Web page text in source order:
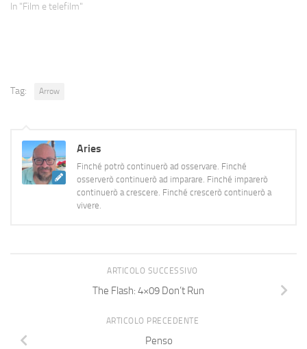
In "Film e telefilm"
Tag: Arrow
Aries
Finché potrò continuerò ad osservare. Finché
osserverò continuerò ad imparare. Finché imparerò
continuerò a crescere. Finché crescerò continuerò a
vivere.
ARTICOLO SUCCESSIVO
The Flash: 4×09 Don’t Run
ARTICOLO PRECEDENTE
Penso